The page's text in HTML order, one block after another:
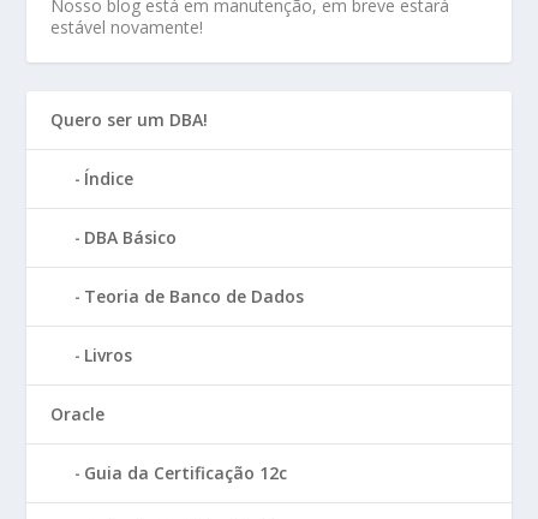
Nosso blog está em manutenção, em breve estará
estável novamente!
Quero ser um DBA!
Índice
DBA Básico
Teoria de Banco de Dados
Livros
Oracle
Guia da Certificação 12c